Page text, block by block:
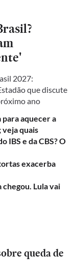
2027:
que discute
ano
aquecer a
veja quais
IBS e da CBS? O
exacerba
Lula vai
queda de